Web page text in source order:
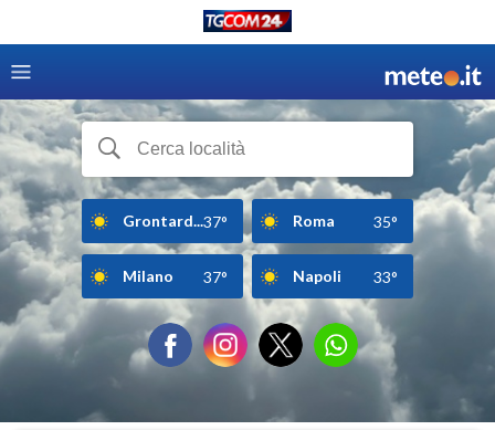
Grontard...37° Roma 35°
Milano 37° Napoli 33°